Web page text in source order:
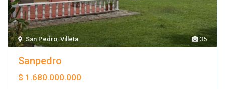
35
San Pedro,Villeta
Sanpedro
$ 1.680.000.000